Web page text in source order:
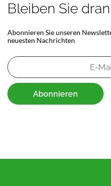
Bleiben Sie dran
Abonnieren Sie unseren
neuesten Nachrichten
Abonnieren